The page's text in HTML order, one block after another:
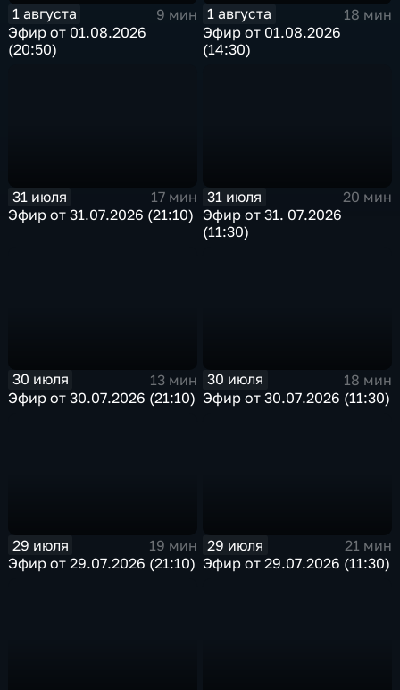
1 августа
9 мин
Эфир от 01.08.2026
(20:50)
1 августа
18 мин
Эфир от 01.08.2026
(14:30)
31 июля
17 мин
Эфир от 31.07.2026 (21:10)
31 июля
20 мин
Эфир от 31. 07.2026
(11:30)
30 июля
13 мин
Эфир от 30.07.2026 (21:10)
30 июля
18 мин
Эфир от 30.07.2026 (11:30)
29 июля
19 мин
Эфир от 29.07.2026 (21:10)
29 июля
21 мин
Эфир от 29.07.2026 (11:30)